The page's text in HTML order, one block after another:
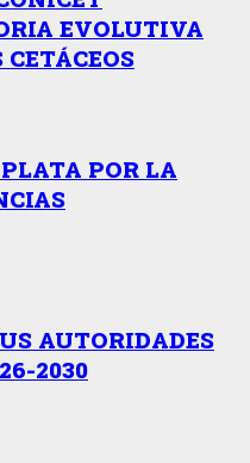
EVOLUTIVA
POR LA
AUTORIDADES
2030